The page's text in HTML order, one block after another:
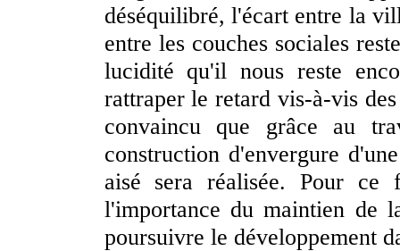
déséquilibré, l'écart entre la
entre les couches sociales
lucidité qu'il nous reste
rattraper le retard vis-à-vis
convaincu que grâce au
construction d'envergure
aisé sera réalisée. Pour
l'importance du maintien de
poursuivre le développement